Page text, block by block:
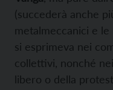
(succederà anche
metalmeccanici e
si esprimeva nei
collettivi, nonché
libero o della